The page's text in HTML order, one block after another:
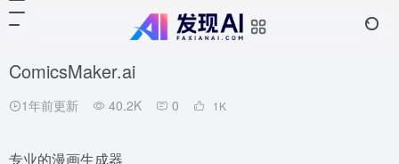
ComicsMaker.ai
1年前更新 40.2K 0 1 K
专业的漫画生成器